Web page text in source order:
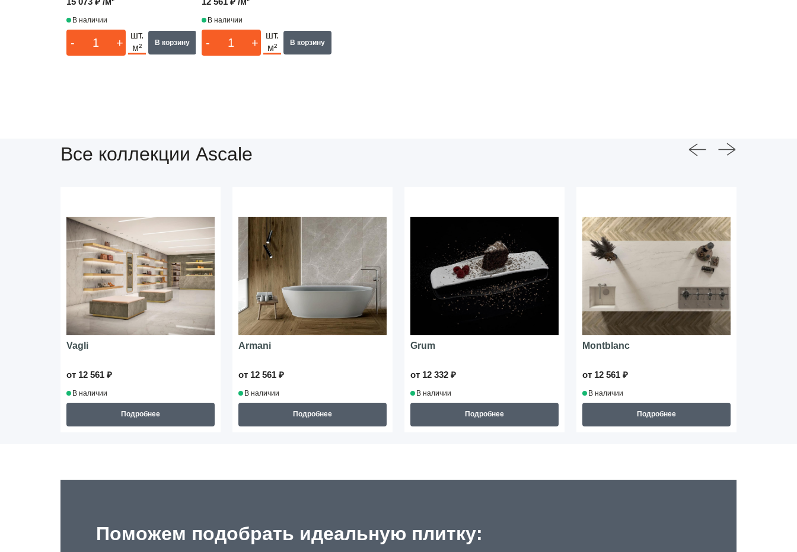
В наличии
- +
шт.
м²
В корзину
В наличии
- +
шт.
м²
В корзину
Все коллекции Ascale
Vagli
от 12 561 ₽
В наличии
Подробнее
Armani
от 12 561 ₽
В наличии
Подробнее
Grum
от 12 332 ₽
В наличии
Подробнее
Montblanc
от 12 561 ₽
В наличии
Подробнее
Поможем подобрать идеальную плитку: